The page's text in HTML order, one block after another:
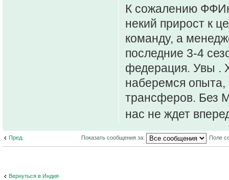
К сожалению
некий прирост к
команду, а
последние 3-4
федерация. Увы .
наберемся опыта,
трансферов. Без
нас не ждет
Пред. Показать сообщения за: Поле
Вернуться в Индия